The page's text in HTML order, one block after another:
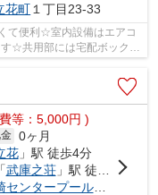
花町 １丁目23-33
て便利☆室内設備はエアコ
☆共用部には宅配ボックス
等：5,000円 )
0ヶ月
花」駅 徒歩4分
「武庫之荘」駅 徒歩28分
センタープール前